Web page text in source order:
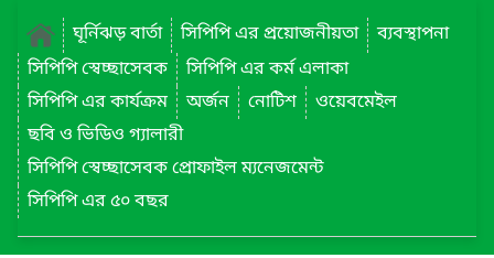
ঘূর্নিঝড় বার্তা
সিপিপি এর প্রয়োজনীয়তা
ব্যবস্থাপনা
সিপিপি স্বেচ্ছাসেবক
সিপিপি এর কর্ম এলাকা
সিপিপি এর কার্যক্রম
অর্জন নোটিশ
ওয়েবমেইল
ছবি ও ভিডিও গ্যালারী
সিপিপি স্বেচ্ছাসেবক প্রোফাইল ম্যনেজমেন্ট
সিপিপি এর ৫০ বছর